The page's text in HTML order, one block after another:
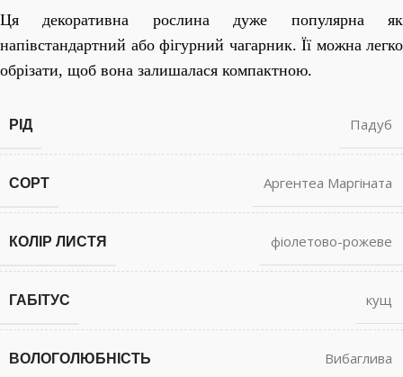
Ця декоративна рослина дуже популярна як
напівстандартний або фігурний чагарник. Її можна легко
обрізати, щоб вона залишалася компактною.
РІД Падуб
СОРТ Аргентеа Маргіната
КОЛІР ЛИСТЯ фіолетово-рожеве
ГАБІТУС кущ
ВОЛОГОЛЮБНІСТЬ Вибаглива